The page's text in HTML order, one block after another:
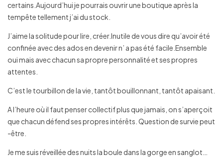
certains.Aujourd’hui je pourrais ouvrir une boutique après la
tempête tellement j’ai du stock.
J’aime la solitude pour lire, créer.Inutile de vous dire qu’avoir été
confinée avec des ados en devenir n’ a pas été facile.Ensemble
oui mais avec chacun sa propre personnalité et ses propres
attentes.
C’est le tourbillon de la vie, tantôt bouillonnant, tantôt apaisant.
A l’heure où il faut penser collectif plus que jamais, on s’aperçoit
que chacun défend ses propres intérêts. Question de survie peut
-être.
Je me suis réveillée des nuits la boule dans la gorge en sanglot…